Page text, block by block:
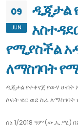
09
JUN
ዲጂታል
የሚያስችል
ለማስገባት
ዲጂታል የተቀናጀ የውሃ ሀብት
ሶፍት ዌር ወደ ስራ
ሰኔ 1/2018 ዓም(ው.ኢ.ሚ)